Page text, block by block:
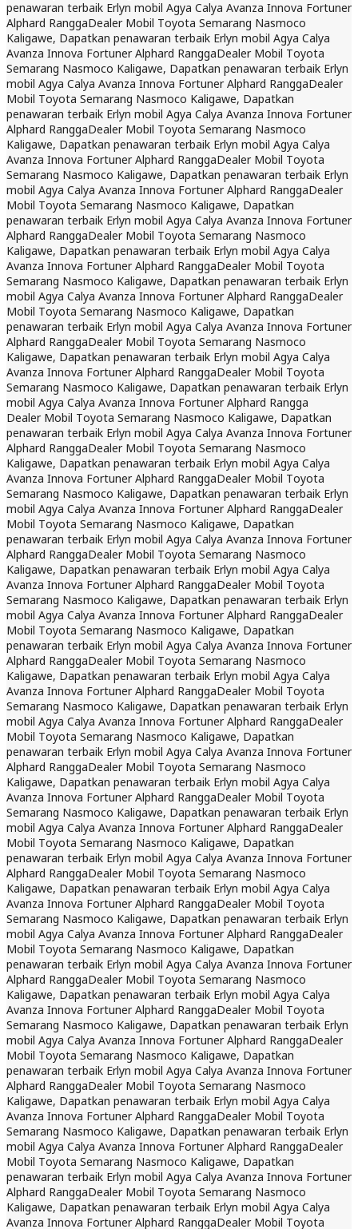
penawaran terbaik Erlyn mobil Agya Calya Avanza Innova Fortuner
Alphard RanggaDealer Mobil Toyota Semarang Nasmoco
Kaligawe, Dapatkan penawaran terbaik Erlyn mobil Agya Calya
Avanza Innova Fortuner Alphard RanggaDealer Mobil Toyota
Semarang Nasmoco Kaligawe, Dapatkan penawaran terbaik Erlyn
mobil Agya Calya Avanza Innova Fortuner Alphard RanggaDealer
Mobil Toyota Semarang Nasmoco Kaligawe, Dapatkan
penawaran terbaik Erlyn mobil Agya Calya Avanza Innova Fortuner
Alphard RanggaDealer Mobil Toyota Semarang Nasmoco
Kaligawe, Dapatkan penawaran terbaik Erlyn mobil Agya Calya
Avanza Innova Fortuner Alphard RanggaDealer Mobil Toyota
Semarang Nasmoco Kaligawe, Dapatkan penawaran terbaik Erlyn
mobil Agya Calya Avanza Innova Fortuner Alphard RanggaDealer
Mobil Toyota Semarang Nasmoco Kaligawe, Dapatkan
penawaran terbaik Erlyn mobil Agya Calya Avanza Innova Fortuner
Alphard RanggaDealer Mobil Toyota Semarang Nasmoco
Kaligawe, Dapatkan penawaran terbaik Erlyn mobil Agya Calya
Avanza Innova Fortuner Alphard RanggaDealer Mobil Toyota
Semarang Nasmoco Kaligawe, Dapatkan penawaran terbaik Erlyn
mobil Agya Calya Avanza Innova Fortuner Alphard RanggaDealer
Mobil Toyota Semarang Nasmoco Kaligawe, Dapatkan
penawaran terbaik Erlyn mobil Agya Calya Avanza Innova Fortuner
Alphard RanggaDealer Mobil Toyota Semarang Nasmoco
Kaligawe, Dapatkan penawaran terbaik Erlyn mobil Agya Calya
Avanza Innova Fortuner Alphard RanggaDealer Mobil Toyota
Semarang Nasmoco Kaligawe, Dapatkan penawaran terbaik Erlyn
mobil Agya Calya Avanza Innova Fortuner Alphard Rangga
Dealer Mobil Toyota Semarang Nasmoco Kaligawe, Dapatkan
penawaran terbaik Erlyn mobil Agya Calya Avanza Innova Fortuner
Alphard RanggaDealer Mobil Toyota Semarang Nasmoco
Kaligawe, Dapatkan penawaran terbaik Erlyn mobil Agya Calya
Avanza Innova Fortuner Alphard RanggaDealer Mobil Toyota
Semarang Nasmoco Kaligawe, Dapatkan penawaran terbaik Erlyn
mobil Agya Calya Avanza Innova Fortuner Alphard RanggaDealer
Mobil Toyota Semarang Nasmoco Kaligawe, Dapatkan
penawaran terbaik Erlyn mobil Agya Calya Avanza Innova Fortuner
Alphard RanggaDealer Mobil Toyota Semarang Nasmoco
Kaligawe, Dapatkan penawaran terbaik Erlyn mobil Agya Calya
Avanza Innova Fortuner Alphard RanggaDealer Mobil Toyota
Semarang Nasmoco Kaligawe, Dapatkan penawaran terbaik Erlyn
mobil Agya Calya Avanza Innova Fortuner Alphard RanggaDealer
Mobil Toyota Semarang Nasmoco Kaligawe, Dapatkan
penawaran terbaik Erlyn mobil Agya Calya Avanza Innova Fortuner
Alphard RanggaDealer Mobil Toyota Semarang Nasmoco
Kaligawe, Dapatkan penawaran terbaik Erlyn mobil Agya Calya
Avanza Innova Fortuner Alphard RanggaDealer Mobil Toyota
Semarang Nasmoco Kaligawe, Dapatkan penawaran terbaik Erlyn
mobil Agya Calya Avanza Innova Fortuner Alphard RanggaDealer
Mobil Toyota Semarang Nasmoco Kaligawe, Dapatkan
penawaran terbaik Erlyn mobil Agya Calya Avanza Innova Fortuner
Alphard RanggaDealer Mobil Toyota Semarang Nasmoco
Kaligawe, Dapatkan penawaran terbaik Erlyn mobil Agya Calya
Avanza Innova Fortuner Alphard RanggaDealer Mobil Toyota
Semarang Nasmoco Kaligawe, Dapatkan penawaran terbaik Erlyn
mobil Agya Calya Avanza Innova Fortuner Alphard RanggaDealer
Mobil Toyota Semarang Nasmoco Kaligawe, Dapatkan
penawaran terbaik Erlyn mobil Agya Calya Avanza Innova Fortuner
Alphard RanggaDealer Mobil Toyota Semarang Nasmoco
Kaligawe, Dapatkan penawaran terbaik Erlyn mobil Agya Calya
Avanza Innova Fortuner Alphard RanggaDealer Mobil Toyota
Semarang Nasmoco Kaligawe, Dapatkan penawaran terbaik Erlyn
mobil Agya Calya Avanza Innova Fortuner Alphard RanggaDealer
Mobil Toyota Semarang Nasmoco Kaligawe, Dapatkan
penawaran terbaik Erlyn mobil Agya Calya Avanza Innova Fortuner
Alphard RanggaDealer Mobil Toyota Semarang Nasmoco
Kaligawe, Dapatkan penawaran terbaik Erlyn mobil Agya Calya
Avanza Innova Fortuner Alphard RanggaDealer Mobil Toyota
Semarang Nasmoco Kaligawe, Dapatkan penawaran terbaik Erlyn
mobil Agya Calya Avanza Innova Fortuner Alphard RanggaDealer
Mobil Toyota Semarang Nasmoco Kaligawe, Dapatkan
penawaran terbaik Erlyn mobil Agya Calya Avanza Innova Fortuner
Alphard RanggaDealer Mobil Toyota Semarang Nasmoco
Kaligawe, Dapatkan penawaran terbaik Erlyn mobil Agya Calya
Avanza Innova Fortuner Alphard RanggaDealer Mobil Toyota
Semarang Nasmoco Kaligawe, Dapatkan penawaran terbaik Erlyn
mobil Agya Calya Avanza Innova Fortuner Alphard RanggaDealer
Mobil Toyota Semarang Nasmoco Kaligawe, Dapatkan
penawaran terbaik Erlyn mobil Agya Calya Avanza Innova Fortuner
Alphard RanggaDealer Mobil Toyota Semarang Nasmoco
Kaligawe, Dapatkan penawaran terbaik Erlyn mobil Agya Calya
Avanza Innova Fortuner Alphard RanggaDealer Mobil Toyota